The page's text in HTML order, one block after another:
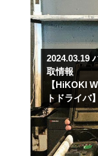
2024.03.19
取情報
【HiKOKI
トドライバ】